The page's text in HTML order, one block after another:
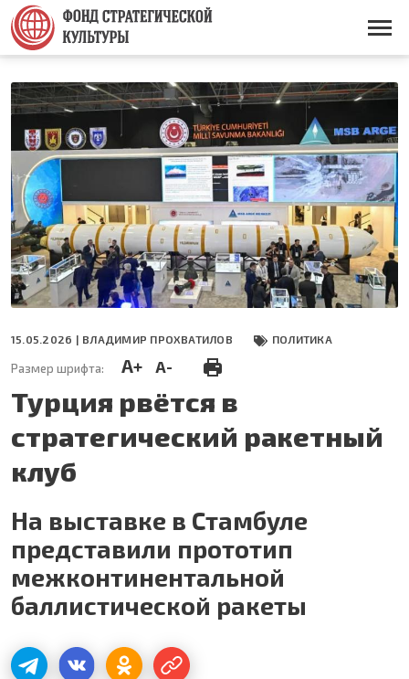
Перейти
основному
содержанию
Основная
15.05.2026 | ВЛАДИМИР ПРОХВАТИЛОВ ПОЛИТИКА
Размер шрифта: A+ A-
Турция рвётся в
стратегический ракетный
клуб
На выставке в Стамбуле
представили прототип
межконтинентальной
баллистической ракеты